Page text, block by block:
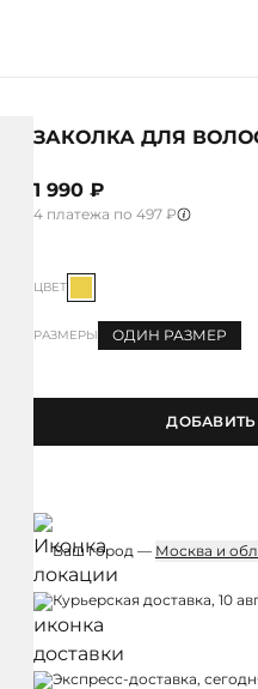
ЗАКОЛКА ДЛЯ
1 990 ₽
4 платежа по 497 ₽
ЦВЕТ
РАЗМЕРЫ ОДИН РАЗМЕР
Ваш город — Москва и
Курьерская доставка, 10
Экспресс-доставка,